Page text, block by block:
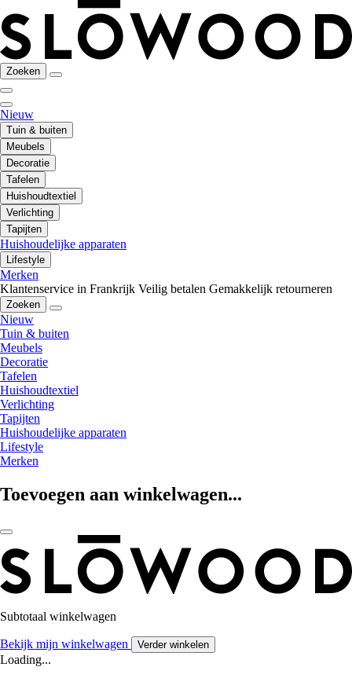
Zoeken
Nieuw
Tuin & buiten
Meubels
Decoratie
Tafelen
Huishoudtextiel
Verlichting
Tapijten
Huishoudelijke apparaten
Lifestyle
Merken
Klantenservice in Frankrijk Veilig betalen Gemakkelijk retourneren
Zoeken
Nieuw
Tuin & buiten
Meubels
Decoratie
Tafelen
Huishoudtextiel
Verlichting
Tapijten
Huishoudelijke apparaten
Lifestyle
Merken
Toevoegen aan winkelwagen...
Subtotaal winkelwagen
Bekijk mijn winkelwagen Verder winkelen
Loading...